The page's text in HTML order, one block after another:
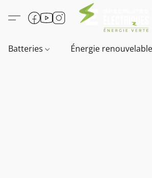
Batteries Énergie